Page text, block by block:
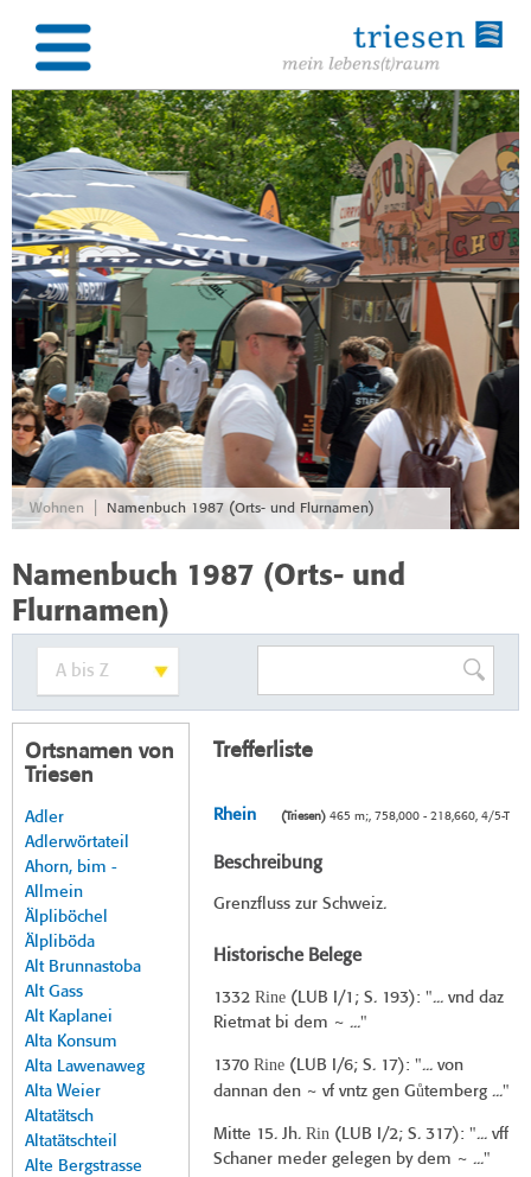
Wohnen Namenbuch 1987 (Orts- und Flurnamen)
Namenbuch 1987 (Orts- und
Flurnamen)
Ortsnamen von
Triesen
Adler
Adlerwörtateil
Ahorn, bim -
Allmein
Älpliböchel
Älpliböda
Alt Brunnastoba
Alt Gass
Alt Kaplanei
Alta Konsum
Alta Lawenaweg
Alta Weier
Altatätsch
Altatätschteil
Alte Bergstrasse
Trefferliste
Rhein (Triesen)465 m;, 758,000 - 218,660, 4/5-T
Beschreibung
Grenzfluss zur Schweiz.
Historische Belege
1332 Rine( LUB I/1 ; S. 193): "... vnd daz
Rietmat bi dem ~ ..."
1370 Rine( LUB I/6; S. 17): "... von
dannan den ~ vf vntz gen Gůtemberg ..."
Mitte 15. Jh. Rin( LUB I/2; S. 317): "... vff
Schaner meder gelegen by dem ~ ..."